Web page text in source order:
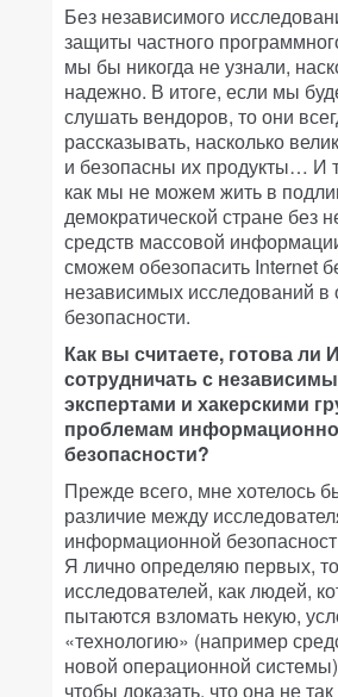
Без независимого
защиты частного
мы бы никогда не узнали,
надежно. В итоге, если мы
слушать вендоров, то они
рассказывать, насколько
и безопасны их продукты… И
как мы не можем жить в
демократической стране без
средств массовой
сможем обезопасить Internet
независимых исследований в
безопасности.
Как вы считаете, готова ли
сотрудничать с
экспертами и хакерскими
проблемам
безопасности?
Прежде всего, мне хотелось
различие между
информационной
Я лично определяю первых,
исследователей, как людей,
пытаются взломать некую,
«технологию» (например
новой операционной
чтобы доказать, что она не